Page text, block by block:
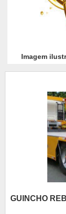
Imagem
GUINCHO